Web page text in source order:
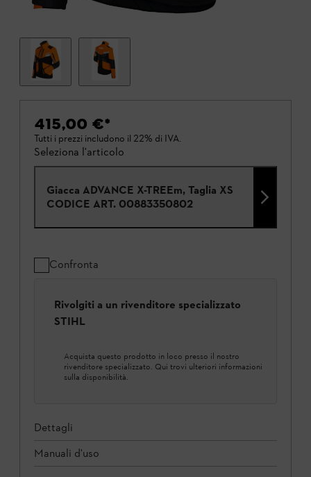
415,00 €*
Tutti i prezzi includono il 22% di IVA.
Seleziona l'articolo
Giacca ADVANCE X-TREEm, Taglia XS
CODICE ART. 00883350802
Confronta
Rivolgiti a un rivenditore specializzato
STIHL
Acquista questo prodotto in loco presso il nostro
rivenditore specializzato. Qui trovi ulteriori informazioni
sulla disponibilità.
Dettagli
Manuali d'uso